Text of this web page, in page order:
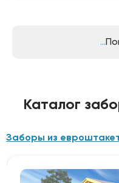
Каталог
Заборы из